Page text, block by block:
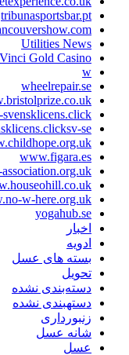
tribunasportsbar.pt
Utilities News
Vinci Gold Casino
w
wheelrepair.se
se
www.figara.es
w-here.org.uk
yogahub.se
اخبار
ادویه
بسته های عسل
تحویل
دسته‌بندی نشده
دستهبندی نشده
زنبورداری
شانه عسل
عسل